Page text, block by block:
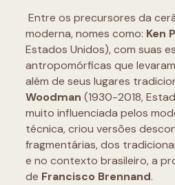
Entre os precursores da
moderna, nomes como: Ken
Estados Unidos), com suas
antropomórficas que
além de seus lugares
Woodman (1930-2018,
muito influenciada pelos
técnica, criou versões
fragmentárias, dos
e no contexto brasileiro, a
de Francisco Brennand.